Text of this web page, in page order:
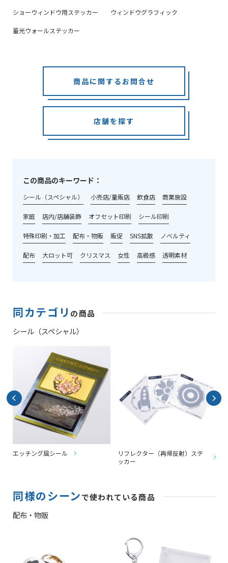
ショーウィンドウ用ステッカー ウィンドウグラフィック
蓄光ウォールステッカー
商品に関するお問合せ
店舗を探す
この商品のキーワード：
シール（スペシャル） 小売店/量販店 飲食店 商業施設
家庭 店内/店舗装飾 オフセット印刷 シール印刷
特殊印刷・加工 配布・物販 販促 SNS拡散 ノベルティ
配布 大ロット可 クリスマス 女性 高級感 透明素材
同カテゴリ の商品
シール（スペシャル）
エッチング風シール
リフレクター（再帰反射）ステ
ッカー
同様のシーンで使われている商品
配布・物販